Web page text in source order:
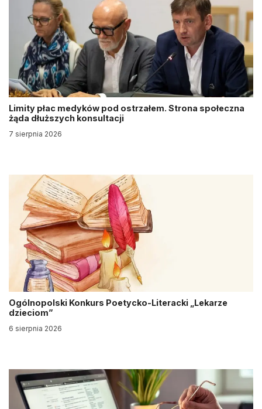
Limity płac medyków pod ostrzałem. Strona społeczna
żąda dłuższych konsultacji
7 sierpnia 2026
Ogólnopolski Konkurs Poetycko-Literacki „Lekarze
dzieciom”
6 sierpnia 2026